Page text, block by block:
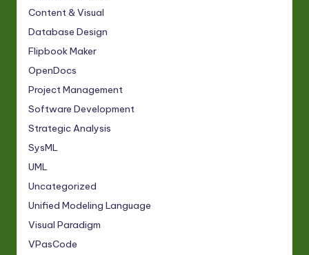
Content & Visual
Database Design
Flipbook Maker
OpenDocs
Project Management
Software Development
Strategic Analysis
SysML
UML
Uncategorized
Unified Modeling Language
Visual Paradigm
VPasCode